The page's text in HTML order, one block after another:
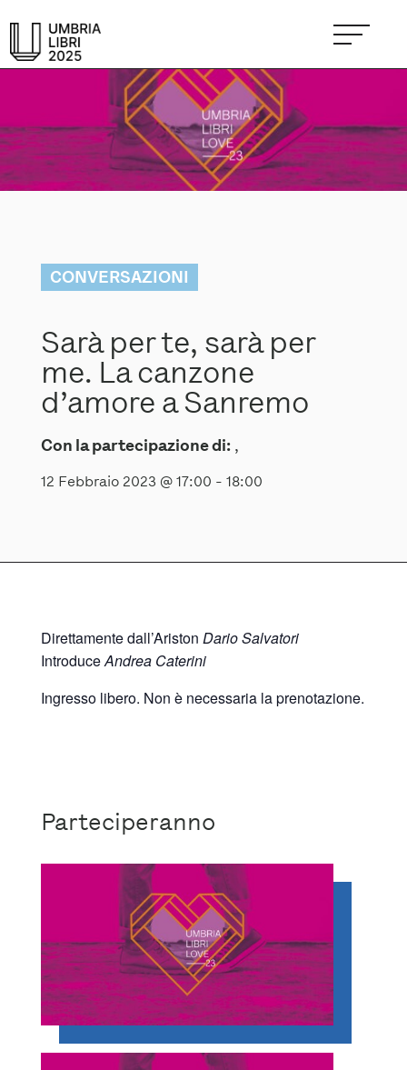
CONVERSAZIONI
Sarà per te, sarà per
me. La canzone
d’amore a Sanremo
Con la partecipazione di:,
12 Febbraio 2023 @ 17:00 - 18:00
Direttamente dall’Ariston Dario Salvatori
IntroduceAndrea Caterini
Ingresso libero. Non è necessaria la prenotazione.
Parteciperanno